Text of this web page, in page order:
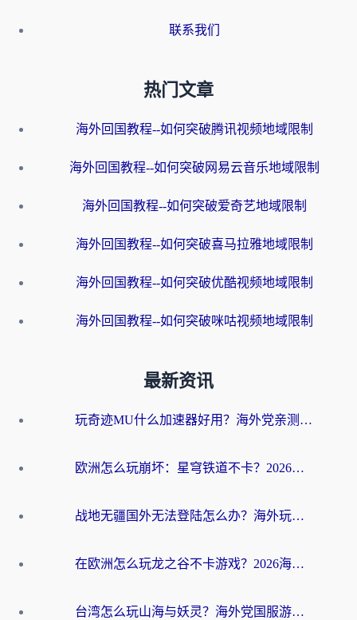
联系我们
热门文章
海外回国教程--如何突破腾讯视频地域限制
海外回国教程--如何突破网易云音乐地域限制
海外回国教程--如何突破爱奇艺地域限制
海外回国教程--如何突破喜马拉雅地域限制
海外回国教程--如何突破优酷视频地域限制
海外回国教程--如何突破咪咕视频地域限制
最新资讯
玩奇迹MU什么加速器好用？海外党亲测：这款加速器让你告别延迟卡顿！
欧洲怎么玩崩坏：星穹铁道不卡？2026海外玩家国服游戏加速器终极攻略
战地无疆国外无法登陆怎么办？海外玩家国服畅玩终极指南（附欧服魔兽EVE加速方案）
在欧洲怎么玩龙之谷不卡游戏？2026海外党国服游戏加速全攻略
台湾怎么玩山海与妖灵？海外党国服游戏加速全攻略，告别延迟卡顿